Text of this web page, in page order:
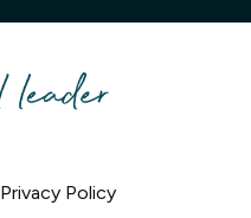
Privacy Policy